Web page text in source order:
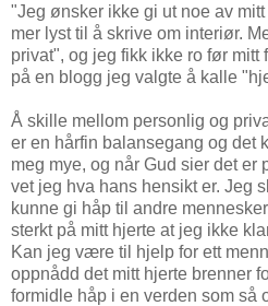
"Jeg ønsker ikke gi ut noe av
mer lyst til å skrive om interiør.
privat", og jeg fikk ikke ro før mitt
på en blogg jeg valgte å kalle
Å skille mellom personlig og
er en hårfin balansegang og det
meg mye, og når Gud sier det
vet jeg hva hans hensikt er. Jeg
kunne gi håp til andre
sterkt på mitt hjerte at jeg ikke
Kan jeg være til hjelp for ett
oppnådd det mitt hjerte brenner
formidle håp i en verden som så